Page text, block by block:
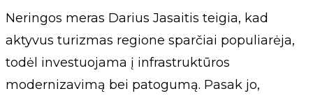
Neringos meras Darius Jasaitis teigia, kad
aktyvus turizmas regione sparčiai populiarėja,
todėl investuojama į infrastruktūros
modernizavimą bei patogumą. Pasak jo,